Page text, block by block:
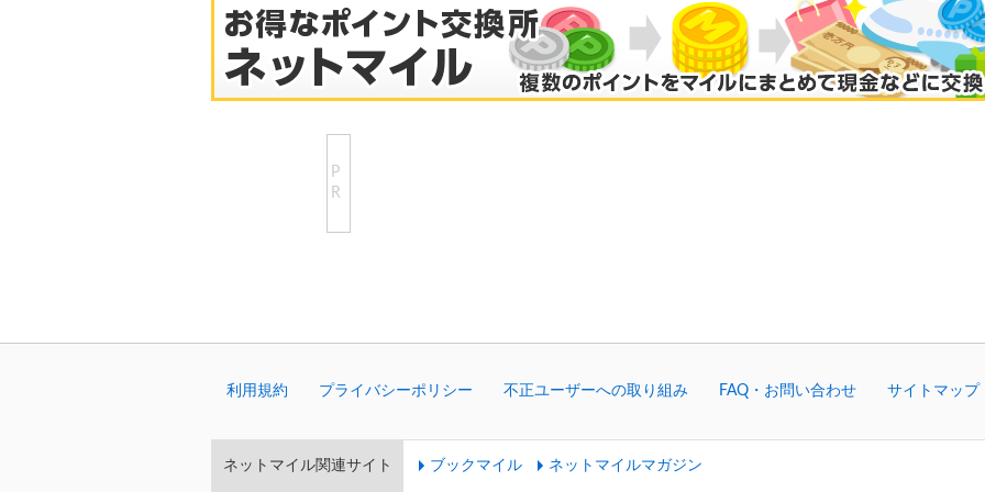
P
R
利用規約 プライバシーポリシー 不正ユーザーへの取り組み FAQ・お問い合わせ サイトマップ
ネットマイル関連サイト ブックマイル ネットマイルマガジン